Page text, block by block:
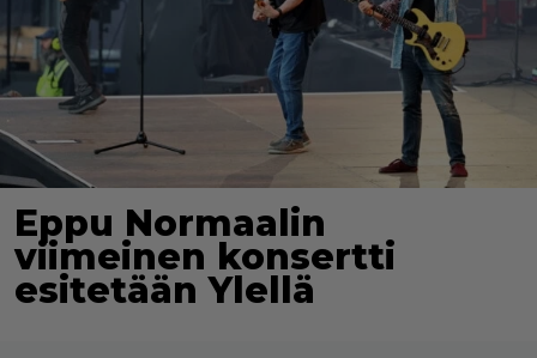
Eppu Normaalin
viimeinen konsertti
esitetään Ylellä